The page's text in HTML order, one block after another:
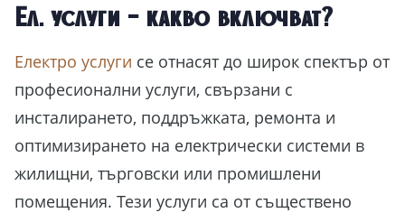
Ел. услуги – какво включват?
Електро услуги се отнасят до широк спектър от
професионални услуги, свързани с
инсталирането, поддръжката, ремонта и
оптимизирането на електрически системи в
жилищни, търговски или промишлени
помещения. Тези услуги са от съществено